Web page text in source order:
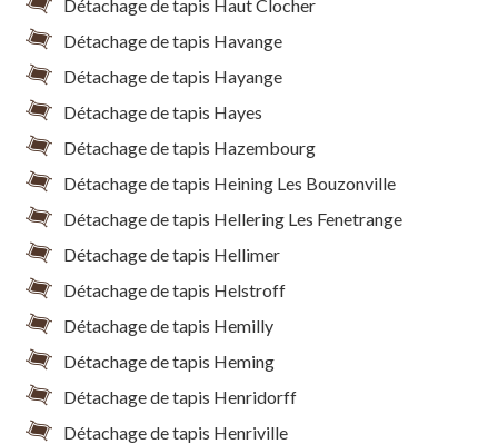
Détachage de tapis Haut Clocher
Détachage de tapis Havange
Détachage de tapis Hayange
Détachage de tapis Hayes
Détachage de tapis Hazembourg
Détachage de tapis Heining Les Bouzonville
Détachage de tapis Hellering Les Fenetrange
Détachage de tapis Hellimer
Détachage de tapis Helstroff
Détachage de tapis Hemilly
Détachage de tapis Heming
Détachage de tapis Henridorff
Détachage de tapis Henriville